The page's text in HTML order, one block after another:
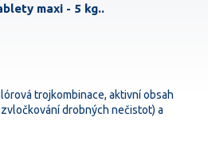
maxi - 5 kg..
trojkombinace, aktivní obsah
drobných nečistot) a